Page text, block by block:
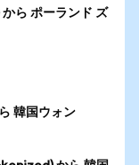
ら ポーランド ズ
韓国ウォン